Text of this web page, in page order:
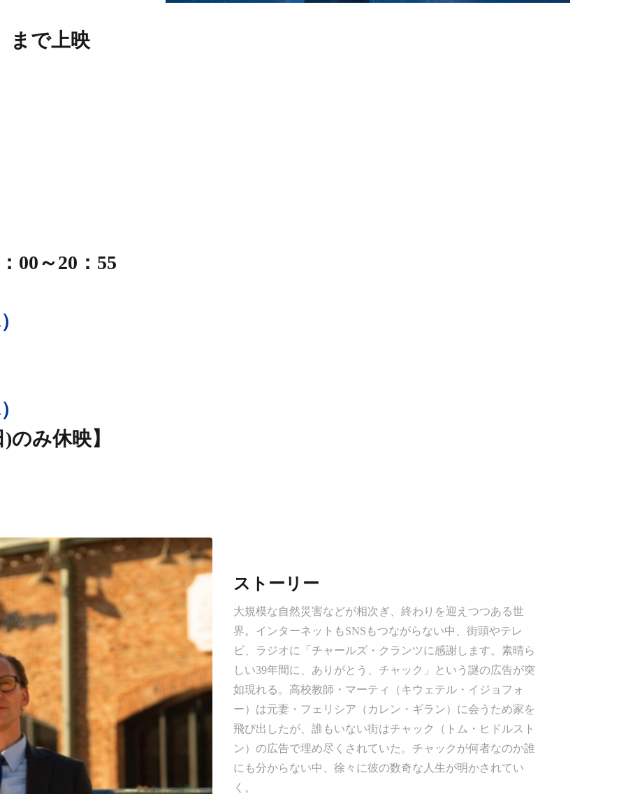
ック
定！
まで上映
～20：55
のみ休映】
ストーリー
大規模な自然災害などが相次ぎ、終わりを迎えつつある世
界。インターネットもSNSもつながらない中、街頭やテレ
ビ、ラジオに「チャールズ・クランツに感謝します。素晴ら
しい39年間に、ありがとう、チャック」という謎の広告が突
如現れる。高校教師・マーティ（キウェテル・イジョフォ
ー）は元妻・フェリシア（カレン・ギラン）に会うため家を
飛び出したが、誰もいない街はチャック（トム・ヒドルスト
ン）の広告で埋め尽くされていた。チャックが何者なのか誰
にも分からない中、徐々に彼の数奇な人生が明かされてい
く。